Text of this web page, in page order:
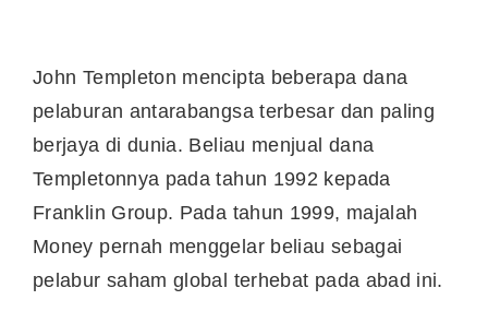
John Templeton mencipta beberapa dana
pelaburan antarabangsa terbesar dan paling
berjaya di dunia. Beliau menjual dana
Templetonnya pada tahun 1992 kepada
Franklin Group. Pada tahun 1999, majalah
Money pernah menggelar beliau sebagai
pelabur saham global terhebat pada abad ini.